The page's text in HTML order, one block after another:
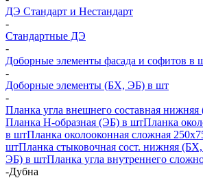
ДЭ Стандарт и Нестандарт
-
Стандартные ДЭ
-
Доборные элементы фасада и софитов в
-
Доборные элементы (БХ, ЭБ) в шт
-
Планка угла внешнего составная
Планка H-образная (ЭБ) в штПланка
в штПланка околооконная сложная
штПланка стыковочная сост. нижняя
ЭБ) в штПланка угла внутреннего
-Дубна